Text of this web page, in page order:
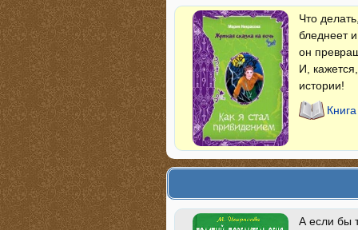
Что
бледнеет
он
И,
истории!
А если бы